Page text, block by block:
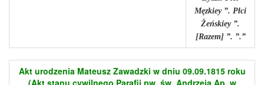
Męzkiey ”. Płci
Żeńskiey ”.
[Razem] ”. ”.”
Akt urodzenia Mateusz Zawadzki w dniu 09.09.1815 roku
(Akt stanu cywilnego Parafii pw. św. Andrzeja Ap. w